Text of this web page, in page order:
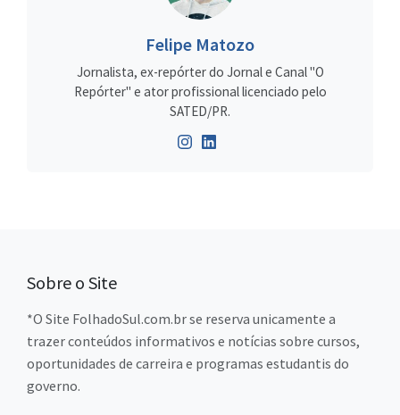
Felipe Matozo
Jornalista, ex-repórter do Jornal e Canal "O
Repórter" e ator profissional licenciado pelo
SATED/PR.
Sobre o Site
*O Site FolhadoSul.com.br se reserva unicamente a
trazer conteúdos informativos e notícias sobre cursos,
oportunidades de carreira e programas estudantis do
governo.